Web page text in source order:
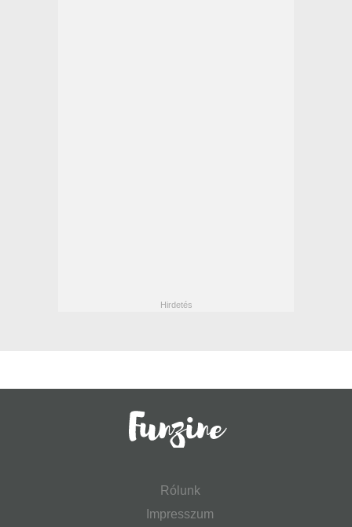
Rólunk
Impresszum